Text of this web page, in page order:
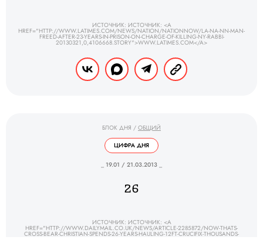
ИСТОЧНИК: ИСТОЧНИК: <A
HREF="HTTP://WWW.LATIMES.COM/NEWS/NATION/NATIONNOW/LA-NA-NN-MAN-
FREED-AFTER-23-YEARS-IN-PRISON-ON-CHARGE-OF-KILLING-NY-RABBI-
20130321,0,4106668.STORY">WWW.LATIMES.COM</A>
БЛОК ДНЯ / ОБЩИЙ
ЦИФРА ДНЯ
_ 19.01 / 21.03.2013 _
26
ИСТОЧНИК: ИСТОЧНИК: <A
HREF="HTTP://WWW.DAILYMAIL.CO.UK/NEWS/ARTICLE-2285872/NOW-THATS-
CROSS-BEAR-CHRISTIAN-SPENDS-26-YEARS-HAULING-12FT-CRUCIFIX-THOUSANDS-